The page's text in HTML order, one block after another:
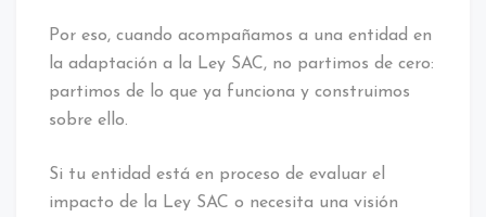
Por eso, cuando acompañamos a una entidad en
la adaptación a la Ley SAC, no partimos de cero:
partimos de lo que ya funciona y construimos
sobre ello.
Si tu entidad está en proceso de evaluar el
impacto de la Ley SAC o necesita una visión